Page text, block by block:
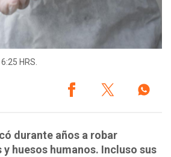
HRS.
durante años a robar
huesos humanos. Incluso sus